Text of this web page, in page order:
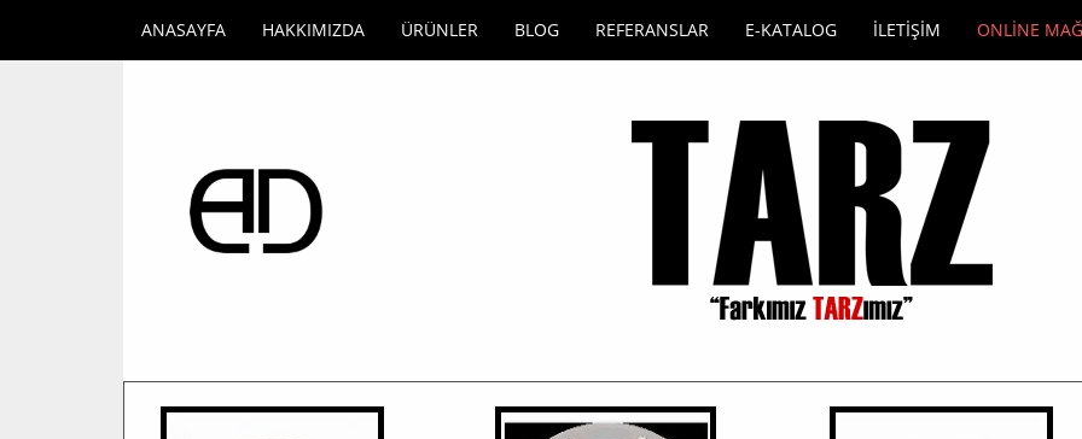
ANASAYFA HAKKIMIZDA ÜRÜNLER BLOG REFERANSLAR E-KATALOG İLETİŞİM ONLİNE